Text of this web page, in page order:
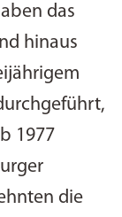
das
hinaus
1977
die